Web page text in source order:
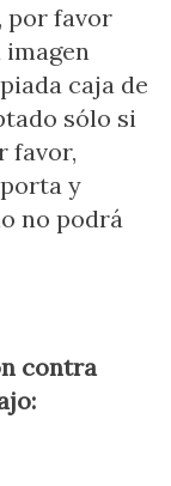
por favor
imagen
caja de
sólo si
favor,
y
no podrá
contra